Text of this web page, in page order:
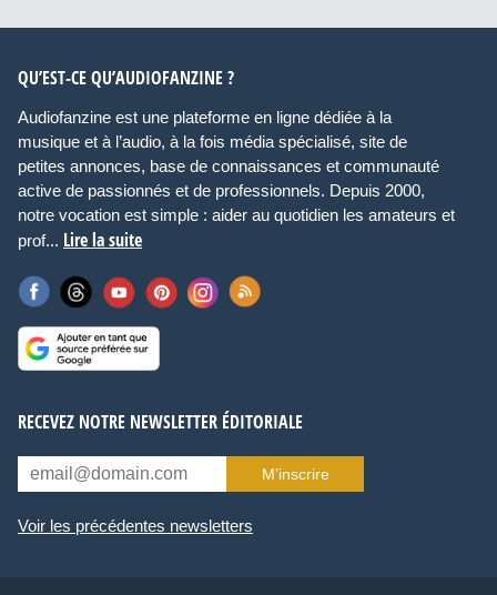
QU’EST-CE QU’AUDIOFANZINE ?
Audiofanzine est une plateforme en ligne dédiée à la
musique et à l’audio, à la fois média spécialisé, site de
petites annonces, base de connaissances et communauté
active de passionnés et de professionnels. Depuis 2000,
notre vocation est simple : aider au quotidien les amateurs et
prof... Lire la suite
RECEVEZ NOTRE NEWSLETTER ÉDITORIALE
M’inscrire
Voir les précédentes newsletters